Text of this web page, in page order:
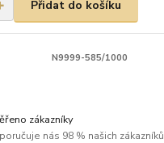
Přidat do košíku
N9999-585/1000
zákazníky
nás 98 % našich zákazníků